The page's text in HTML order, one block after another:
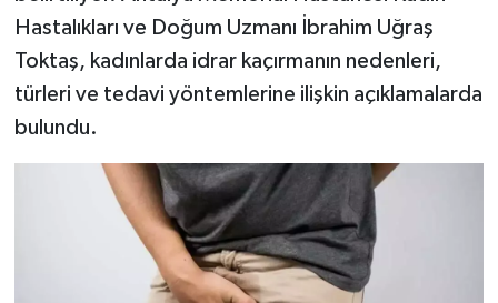
Hastalıkları ve Doğum Uzmanı İbrahim Uğraş
Toktaş, kadınlarda idrar kaçırmanın nedenleri,
türleri ve tedavi yöntemlerine ilişkin açıklamalarda
bulundu.